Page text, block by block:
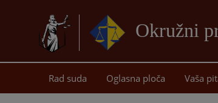
Okružni
Rad suda Oglasna ploča Vaša